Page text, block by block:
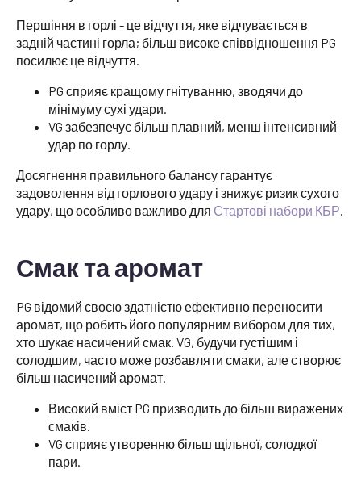
Першіння в горлі - це відчуття, яке відчувається в
задній частині горла; більш високе співвідношення PG
посилює це відчуття.
PG сприяє кращому гнітуванню, зводячи до
мінімуму сухі удари.
VG забезпечує більш плавний, менш інтенсивний
удар по горлу.
Досягнення правильного балансу гарантує
задоволення від горлового удару і знижує ризик сухого
удару, що особливо важливо для Стартові набори КБР.
Смак та аромат
PG відомий своєю здатністю ефективно переносити
аромат, що робить його популярним вибором для тих,
хто шукає насичений смак. VG, будучи густішим і
солодшим, часто може розбавляти смаки, але створює
більш насичений аромат.
Високий вміст PG призводить до більш виражених
смаків.
VG сприяє утворенню більш щільної, солодкої
пари.